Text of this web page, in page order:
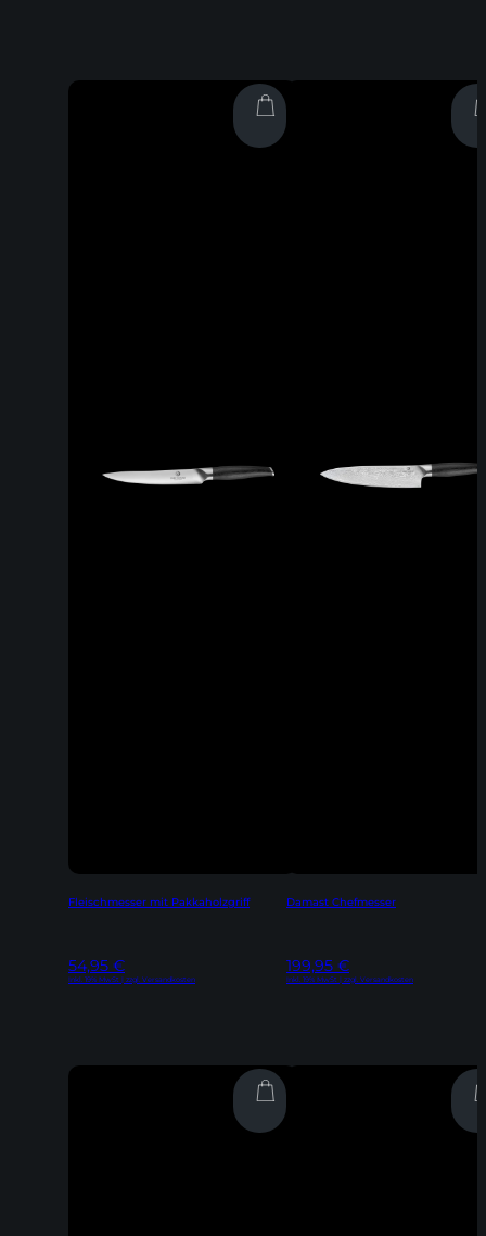
Fleischmesser mit Pakkaholzgriff
54,95 €
Inkl. 19% MwSt | zzgl. Versandkosten
Damast Chefmesser
199,95 €
Inkl. 19% MwSt | zzgl. Versandkosten